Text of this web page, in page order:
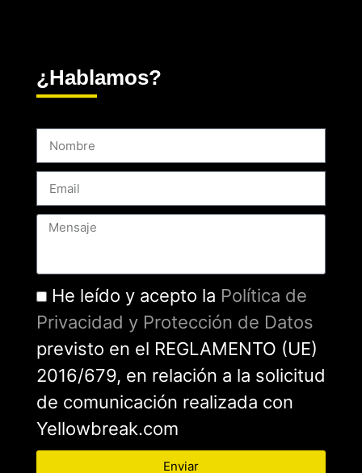
¿Hablamos?
He leído y acepto la Política de
Privacidad y Protección de Datos
previsto en el REGLAMENTO (UE)
2016/679, en relación a la solicitud
de comunicación realizada con
Yellowbreak.com
Enviar